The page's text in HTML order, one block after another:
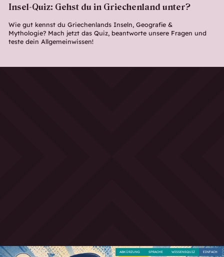
Insel-Quiz: Gehst du in Griechenland unter?
Wie gut kennst du Griechenlands Inseln, Geografie &
Mythologie? Mach jetzt das Quiz, beantworte unsere Fragen und
teste dein Allgemeinwissen!
EINFACH
WISSENSQUIZ
SPRACHE
ABKÜRZUNG